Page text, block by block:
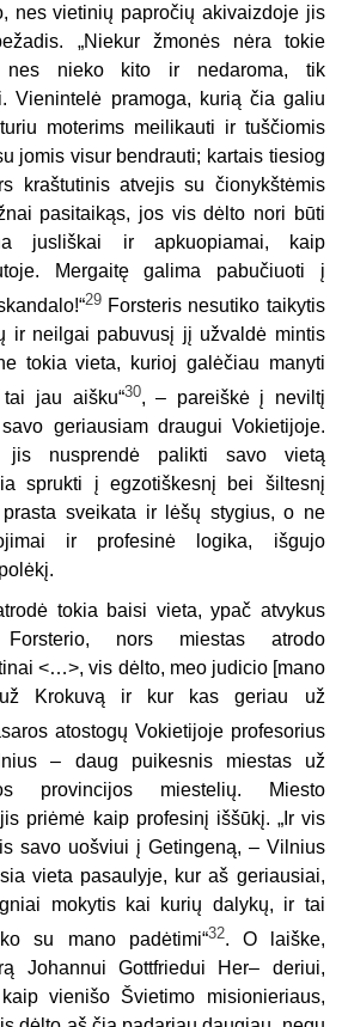
nes vietinių papročių akivaizdoje jis
„Niekur žmonės nėra tokie
nieko kito ir nedaroma, tik
Vienintelė pramoga, kurią čia galiu
moterimsmeilikauti ir tuščiomis
jomis visur bendrauti; kartais tiesiog
kraštutinis atvejis su čionykštėmis
pasitaikąs, jos vis dėlto nori būti
jusliškai ir ap­kuopiamai, kaip
Mergaitę galima pabučiuoti į
29Forsteris nesutiko taikytis
ir neil­gai pabuvusį jį užvaldė mintis
tokia vieta, kurioj galėčiau manyti
jau aišku“30, – pareiškė į neviltį
geriausiam draugui Vokietijoje.
jis nusprendė pa­likti savo vietą
sprukti į egzotiškesnį bei šiltesnį
prasta sveikata ir lėšų stygius, o ne
ir profesinė logika, išgujo
tokia baisi vieta, ypač atvykus
nors miestas atrodo
<…>, vis dėlto, meo judicio [mano
už Krokuvą ir kur kas geriau už
atostogų Vokietijoje profesorius
– daug puikes­nis miestas už
provincijos miestelių. Miesto
priėmė kaip profesinį iššūkį. „Ir vis
savo uošviui į Getingeną, – Vilnius
vieta pasaulyje, kur aš geriausiai,
mokytis kai kurių dalykų, ir tai
su mano padėtimi“32. O laiške,
Johannui Gottfriedui Her– deriui,
vienišo Švietimo misionieriaus,